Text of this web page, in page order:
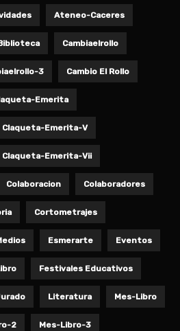
Ateneo-Caceres
Cambiaelrollo
3 Cambio El Rollo
Emerita
Claqueta-Emerita-V
Claqueta-Emerita-Vii
Colaboracion Colaboradores
Cortometrajes
Esmerarte Eventos
Festivales Educativos
Literatura Mes-Libro
2 Mes-Libro-3